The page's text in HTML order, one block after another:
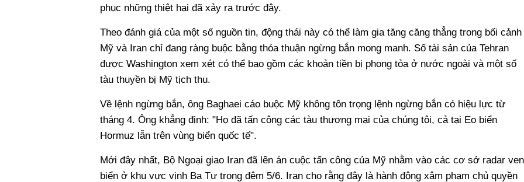
phục những thiệt hại đã xảy ra trước đây.
Theo đánh giá của một số nguồn tin, động thái này có thể làm gia tăng căng thẳng trong bối cảnh
Mỹ và Iran chỉ đang ràng buộc bằng thỏa thuận ngừng bắn mong manh. Số tài sản của Tehran
được Washington xem xét có thể bao gồm các khoản tiền bị phong tỏa ở nước ngoài và một số
tàu thuyền bị Mỹ tịch thu.
Về lệnh ngừng bắn, ông Baghaei cáo buộc Mỹ không tôn trọng lệnh ngừng bắn có hiệu lực từ
tháng 4. Ông khẳng định: "Họ đã tấn công các tàu thương mại của chúng tôi, cả tại Eo biển
Hormuz lẫn trên vùng biển quốc tế".
Mới đây nhất, Bộ Ngoại giao Iran đã lên án cuộc tấn công của Mỹ nhằm vào các cơ sở radar ven
biển ở khu vực vịnh Ba Tư trong đêm 5/6. Iran cho rằng đây là hành động xâm phạm chủ quyền